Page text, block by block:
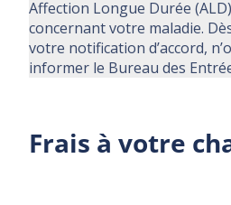
Affection Longue Durée
concernant votre maladie.
votre notification d’accord,
informer le Bureau des
Frais à votre